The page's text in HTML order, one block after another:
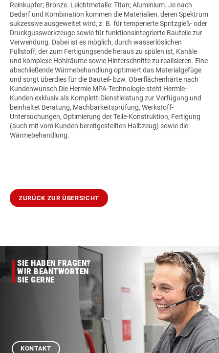
Reinkupfer; Bronze. Leichtmetalle: Titan; Aluminium. Je nach
Bedarf und Kombination kommen die Materialien, deren Spektrum
sukzessive ausgeweitet wird, z. B. für temperierte Spritzgieß- oder
Druckgusswerkzeuge sowie für funktionsintegrierte Bauteile zur
Verwendung. Dabei ist es möglich, durch wasserlöslichen
Füllstoff, der zum Fertigungsende heraus zu spülen ist, Kanäle
und komplexe Hohlräume sowie Hinterschnitte zu realisieren. Eine
abschließende Wärmebehandlung optimiert das Materialgefüge
und sorgt überdies für die Bauteil- bzw. Oberflächenhärte nach
Kundenwunsch Die Hermle MPA-Technologie steht Hermle-
Kunden exklusiv als Komplett-Dienstleistung zur Verfügung und
beinhaltet Beratung, Machbarkeitsprüfung, Werkstoff-
Untersuchungen, Optimierung der Teile-Konstruktion, Fertigung
(auch mit vom Kunden bereitgestellten Halbzeug) sowie die
Wärmebehandlung.
ZURÜCK ZUR ÜBERSICHT
SIE HABEN FRAGEN?
WIR BEANTWORTEN
SIE GERNE
KONTAKT